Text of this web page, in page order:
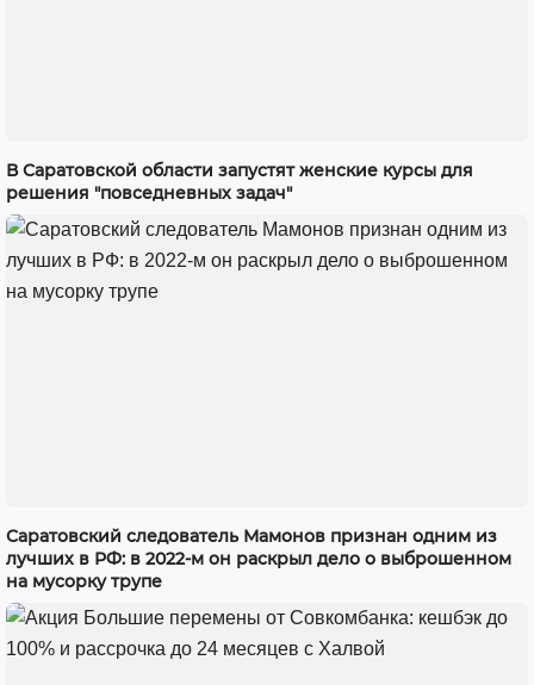
В Саратовской области запустят женские курсы для
решения "повседневных задач"
Саратовский следователь Мамонов признан одним из
лучших в РФ: в 2022-м он раскрыл дело о выброшенном
на мусорку трупе